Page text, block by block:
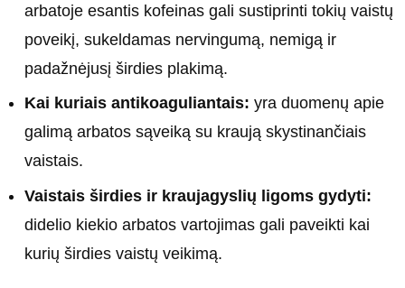
arbatoje esantis kofeinas gali sustiprinti tokių vaistų
poveikį, sukeldamas nervingumą, nemigą ir
padažnėjusį širdies plakimą.
Kai kuriais antikoaguliantais: yra duomenų apie
galimą arbatos sąveiką su kraują skystinančiais
vaistais.
Vaistais širdies ir kraujagyslių ligoms gydyti:
didelio kiekio arbatos vartojimas gali paveikti kai
kurių širdies vaistų veikimą.